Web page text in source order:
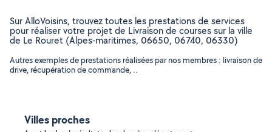
Sur AlloVoisins, trouvez toutes les prestations de services
pour réaliser votre projet de Livraison de courses sur la ville
de Le Rouret (Alpes-maritimes, 06650, 06740, 06330)
Autres exemples de prestations réalisées par nos membres : livraison de
drive, récupération de commande, ..
Villes proches